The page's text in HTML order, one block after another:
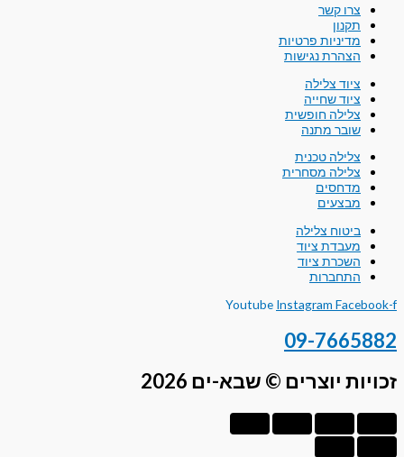
צרו קשר
תקנון
מדיניות פרטיות
הצהרת נגישות
ציוד צלילה
ציוד שחייה
צלילה חופשית
שובר מתנה
צלילה טכנית
צלילה מסחרית
מדחסים
מבצעים
ביטוח צלילה
מעבדת ציוד
השכרת ציוד
התחברות
Youtube Instagram Facebook-f
09-7665882
זכויות יוצרים © שבא-ים 2026